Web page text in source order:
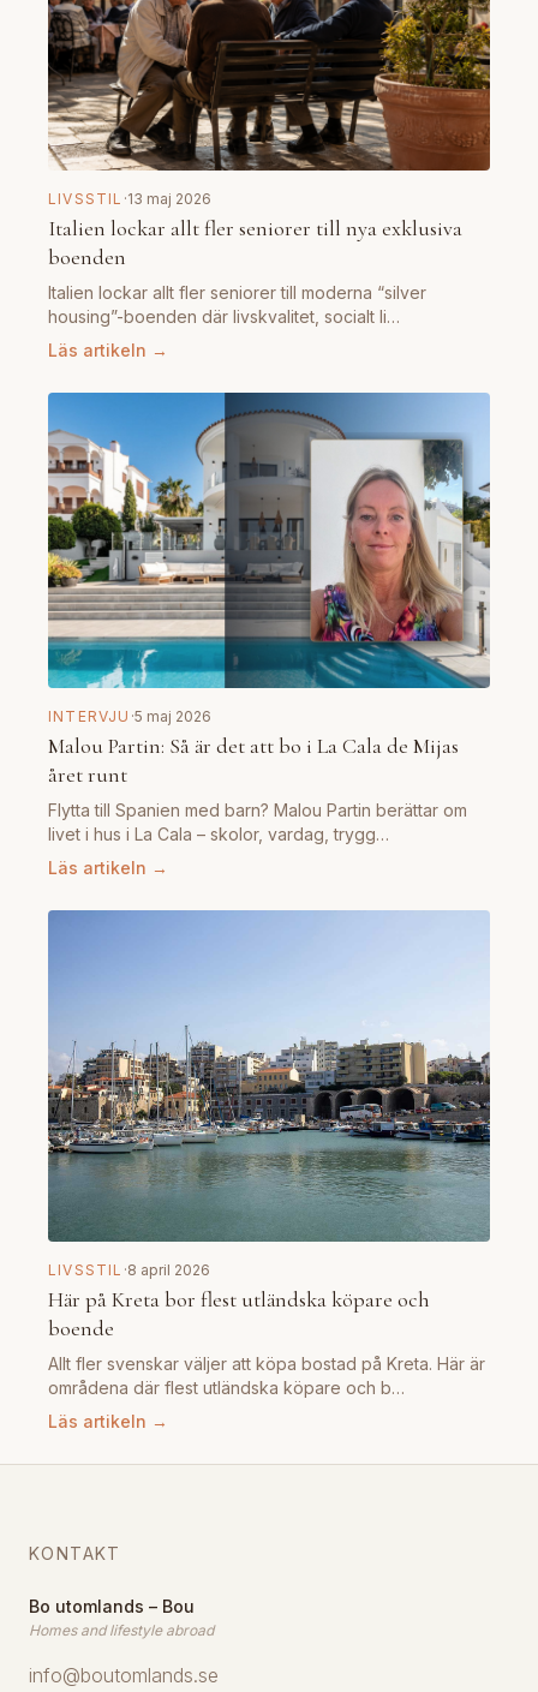
LIVSSTIL ·13 maj 2026
Italien lockar allt fler seniorer till nya exklusiva
boenden
Italien lockar allt fler seniorer till moderna “silver
housing”-boenden där livskvalitet, socialt li…
Läs artikeln →
INTERVJU ·5 maj 2026
Malou Partin: Så är det att bo i La Cala de Mijas
året runt
Flytta till Spanien med barn? Malou Partin berättar om
livet i hus i La Cala – skolor, vardag, trygg…
Läs artikeln →
LIVSSTIL ·8 april 2026
Här på Kreta bor flest utländska köpare och
boende
Allt fler svenskar väljer att köpa bostad på Kreta. Här är
områdena där flest utländska köpare och b…
Läs artikeln →
KONTAKT
Bo utomlands – Bou
Homes and lifestyle abroad
info@boutomlands.se